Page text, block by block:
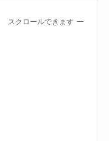
スクロールできます